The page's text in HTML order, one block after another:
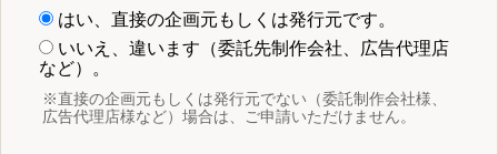
はい、直接の企画元もしくは発行元です。
いいえ、違います（委託先制作会社、広告代理店
など）。
※直接の企画元もしくは発行元でない（委託制作会社様、
広告代理店様など）場合は、ご申請いただけません。